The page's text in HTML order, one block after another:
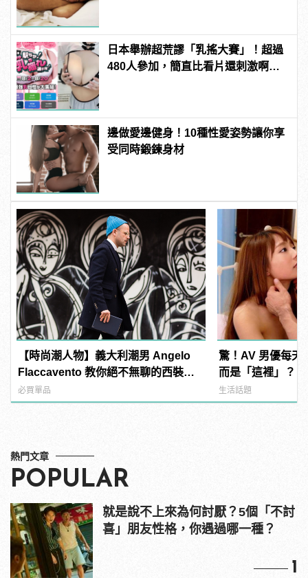
日本舉辦超荒謬「乳搖大賽」！超過
480人參加，簡直比看片還刺激啊！ |
邊做愛邊健身！10種性愛姿勢讓你享
受同時鍛鍊身材
【時尚潮人物】義大利潮男 Angelo
Flaccavento 教你絕不無聊的西裝穿
搭術
必買單品
驚！AV 男優每天
而是「這裡」？ |
型男
生活話題
熱門文章
POPULAR
就是說不上來為何討厭？5個「不討
喜」朋友性格，你遇過哪一種？
1